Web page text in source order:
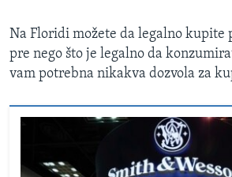
Na Floridi možete da legalno kupite
pre nego što je legalno da
vam potrebna nikakva dozvola za